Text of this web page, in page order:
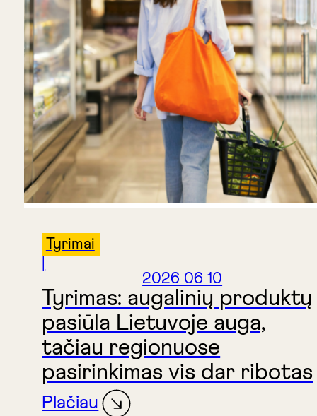
Tyrimai
2026 06 10
Tyrimas: augalinių produktų
pasiūla Lietuvoje auga,
tačiau regionuose
pasirinkimas vis dar ribotas
Plačiau